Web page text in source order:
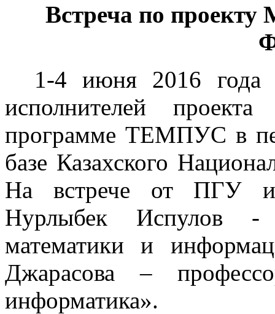
Встреча по
1-4 июня 2016 года
исполнителей
программе ТЕМПУС в
базе Казахского
На встрече от ПГУ
Нурлыбек Испулов -
математики и
Джарасова –
информатика».